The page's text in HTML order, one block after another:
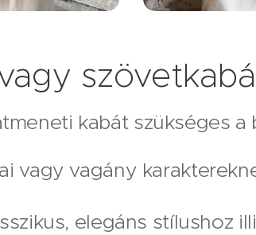
kabát szükséges a
vagy vagány
elegáns stílushoz